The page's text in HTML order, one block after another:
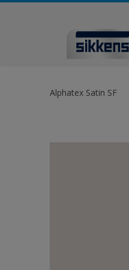
Alphatex Satin SF